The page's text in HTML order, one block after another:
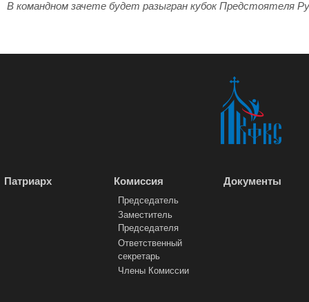
В командном зачете будет разыгран кубок Предстоятеля
Патриарх Комиссия
Председатель
Заместитель
Председателя
Ответственный
секретарь
Члены Комиссии
Документы